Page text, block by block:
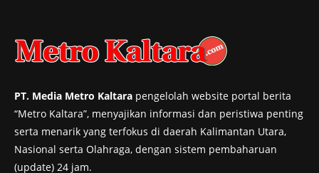
PT. Media Metro Kaltara pengelolah website portal berita
“Metro Kaltara”, menyajikan informasi dan peristiwa penting
serta menarik yang terfokus di daerah Kalimantan Utara,
Nasional serta Olahraga, dengan sistem pembaharuan
(update) 24 jam.